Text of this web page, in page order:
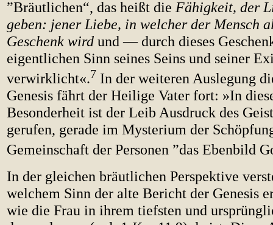
”Bräutlichen“, das heißt die Fähigkeit, der
geben: jener Liebe, in welcher der Mensch
Geschenk wird und — durch dieses
eigentlichen Sinn seines Seins und seiner
verwirklicht«.7 In der weiteren Auslegung
Genesis fährt der Heilige Vater fort: »In
Besonderheit ist der Leib Ausdruck des
gerufen, gerade im Mysterium der
Gemeinschaft der Personen ”das Ebenbild
In der gleichen bräutlichen Perspektive
welchem Sinn der alte Bericht der Genesis
wie die Frau in ihrem tiefsten und